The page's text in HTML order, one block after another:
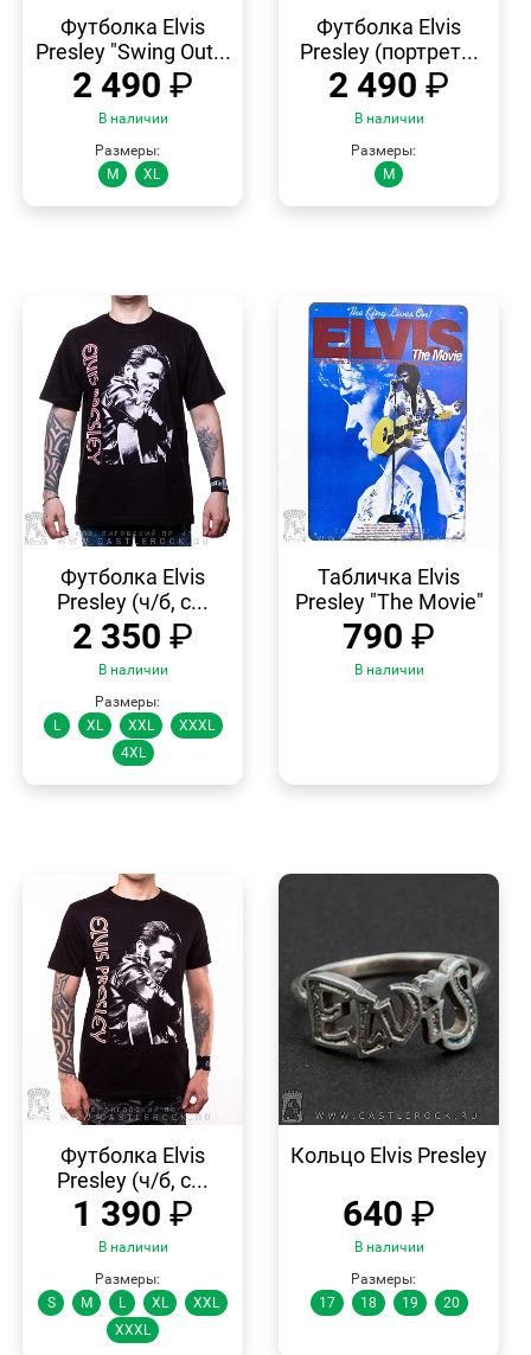
ПРОСМОТР
Футболка Elvis
Presley "Swing Out...
2 490 ₽
В наличии
Размеры:
M
XL
ПРОСМОТР
Футболка Elvis
Presley (портрет...
2 490 ₽
В наличии
Размеры:
M
ПРОСМОТР
Футболка Elvis
Presley (ч/б, с...
2 350 ₽
В наличии
Размеры:
L
XL XXL
XXXL
4XL
ПРОСМОТР
Табличка Elvis
Presley "The Movie"
790 ₽
В наличии
ПРОСМОТР
Футболка Elvis
Presley (ч/б, с...
1 390 ₽
В наличии
Размеры:
S
M L XL
XXL
XXXL
ПРОСМОТР
Кольцо Elvis Presley
640 ₽
В наличии
Размеры:
17
18 19 20